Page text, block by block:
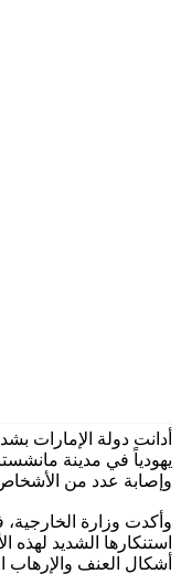
أدانت دولة الإمارات
يهودياً في مدينة
وإصابة عدد من الأشخاص
وأكدت وزارة
استنكارها الشديد لهذه
أشكال العنف والإرهاب